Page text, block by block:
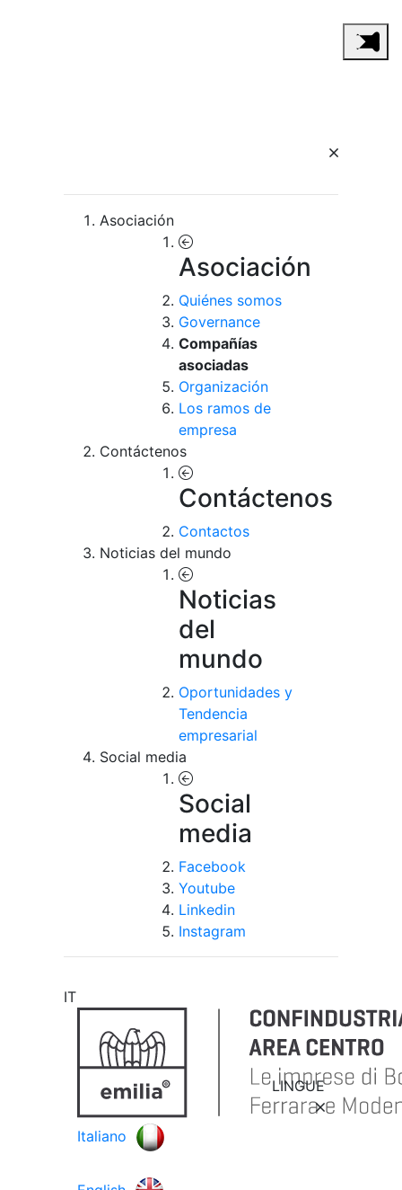
Asociación
Asociación
Quiénes somos
Governance
Compañías
asociadas
Organización
Los ramos de
empresa
Contáctenos
Contáctenos
Contactos
Noticias del mundo
Noticias
del
mundo
Oportunidades y
Tendencia
empresarial
Social media
Social
media
Facebook
Youtube
Linkedin
Instagram
IT
LINGUE
Italiano